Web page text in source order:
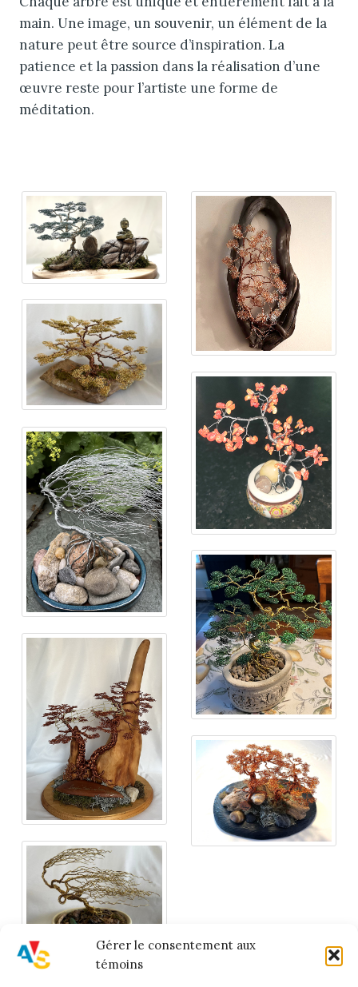
Gérer le consentement aux
témoins
main. Une image, un souvenir, un élément de la
nature peut être source d’inspiration. La
patience et la passion dans la réalisation d’une
œuvre reste pour l’artiste une forme de
méditation.